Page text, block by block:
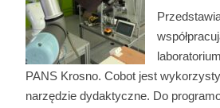
PANS Krosno. Cobot jest
narzędzie dydaktyczne. Do